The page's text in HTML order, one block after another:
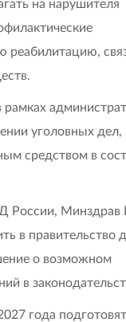
на нарушителя
реабилитацию,
рамках
уголовных дел,
средством в
России, Минздрав
в правительство
о возможном
в
года подготовят